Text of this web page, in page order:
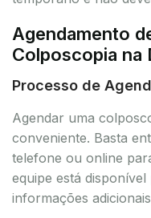
Agendamento
Colposcopia na
Processo de
Agendar uma
conveniente. Basta
telefone ou online
equipe está
informações